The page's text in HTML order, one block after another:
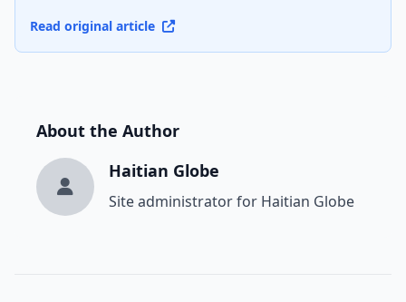
Read original article
About the Author
Haitian Globe
Site administrator for Haitian Globe